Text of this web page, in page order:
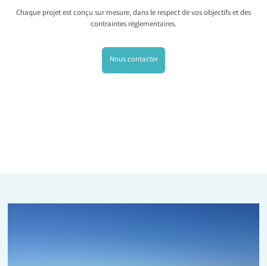
Chaque projet est conçu sur mesure, dans le respect de vos objectifs et des
contraintes réglementaires.
Nous contacter